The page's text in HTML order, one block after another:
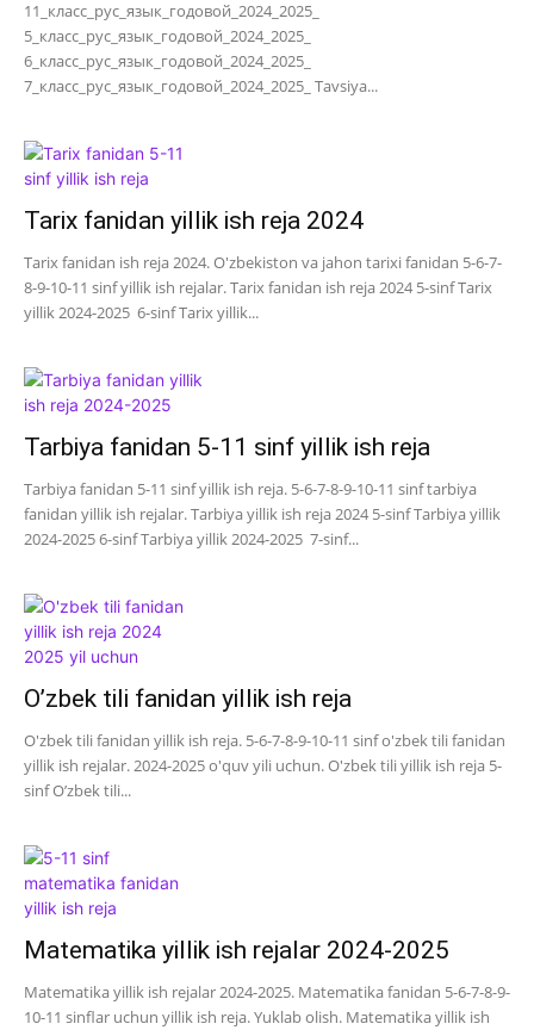
11_класс_рус_язык_годовой_2024_2025_
5_класс_рус_язык_годовой_2024_2025_
6_класс_рус_язык_годовой_2024_2025_
7_класс_рус_язык_годовой_2024_2025_ Tavsiya...
Tarix fanidan yillik ish reja 2024
Tarix fanidan ish reja 2024. O'zbekiston va jahon tarixi fanidan 5-6-7-
8-9-10-11 sinf yillik ish rejalar. Tarix fanidan ish reja 2024 5-sinf Tarix
yillik 2024-2025 6-sinf Tarix yillik...
Tarbiya fanidan 5-11 sinf yillik ish reja
Tarbiya fanidan 5-11 sinf yillik ish reja. 5-6-7-8-9-10-11 sinf tarbiya
fanidan yillik ish rejalar. Tarbiya yillik ish reja 2024 5-sinf Tarbiya yillik
2024-2025 6-sinf Tarbiya yillik 2024-2025 7-sinf...
O’zbek tili fanidan yillik ish reja
O'zbek tili fanidan yillik ish reja. 5-6-7-8-9-10-11 sinf o'zbek tili fanidan
yillik ish rejalar. 2024-2025 o'quv yili uchun. O'zbek tili yillik ish reja 5-
sinf O’zbek tili...
Matematika yillik ish rejalar 2024-2025
Matematika yillik ish rejalar 2024-2025. Matematika fanidan 5-6-7-8-9-
10-11 sinflar uchun yillik ish reja. Yuklab olish. Matematika yillik ish